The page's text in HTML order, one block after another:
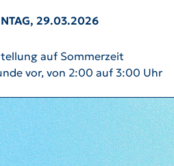
29.03.2026
auf Sommerzeit
vor, von 2:00 auf 3:00 Uhr